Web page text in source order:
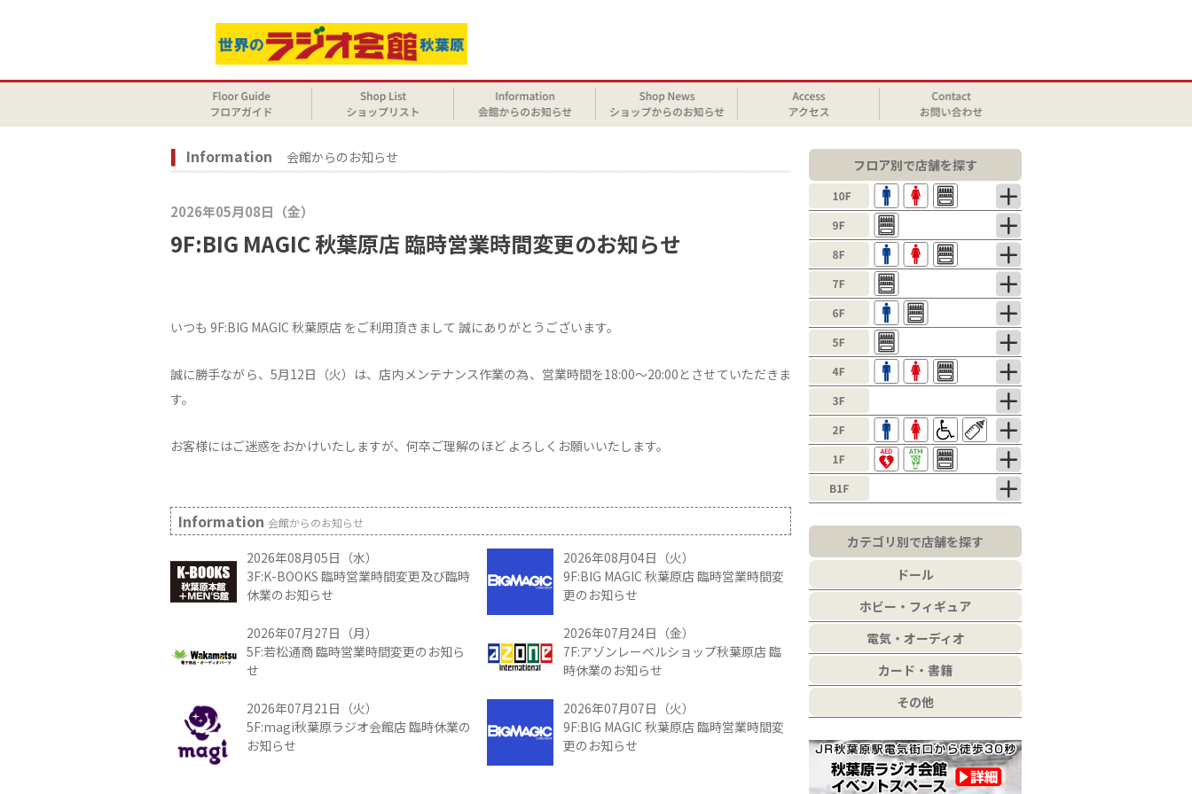
Information 会館からのお知らせ
2026年05月08日（金）
9F:BIG MAGIC 秋葉原店 臨時営業時間変更のお知らせ
いつも 9F:BIG MAGIC 秋葉原店 をご利用頂きまして 誠にありがとうございます。
誠に勝手ながら、5月12日（火）は、店内メンテナンス作業の為、営業時間を18:00～20:00とさせていただきま
す。
お客様にはご迷惑をおかけいたしますが、何卒ご理解のほど よろしくお願いいたします。
Information 会館からのお知らせ
2026年08月05日（水）
3F:K-BOOKS 臨時営業時間変更及び臨時
休業のお知らせ
2026年08月04日（火）
9F:BIG MAGIC 秋葉原店 臨時営業時間変
更のお知らせ
2026年07月27日（月）
5F:若松通商 臨時営業時間変更のお知ら
せ
2026年07月24日（金）
7F:アゾンレーベルショップ秋葉原店 臨
時休業のお知らせ
2026年07月21日（火）
5F:magi秋葉原ラジオ会館店 臨時休業の
お知らせ
2026年07月07日（火）
9F:BIG MAGIC 秋葉原店 臨時営業時間変
更のお知らせ
フロア別で店舗を探す
カテゴリ別で店舗を探す
ドール
ホビー・フィギュア
電気・オーディオ
カード・書籍
その他